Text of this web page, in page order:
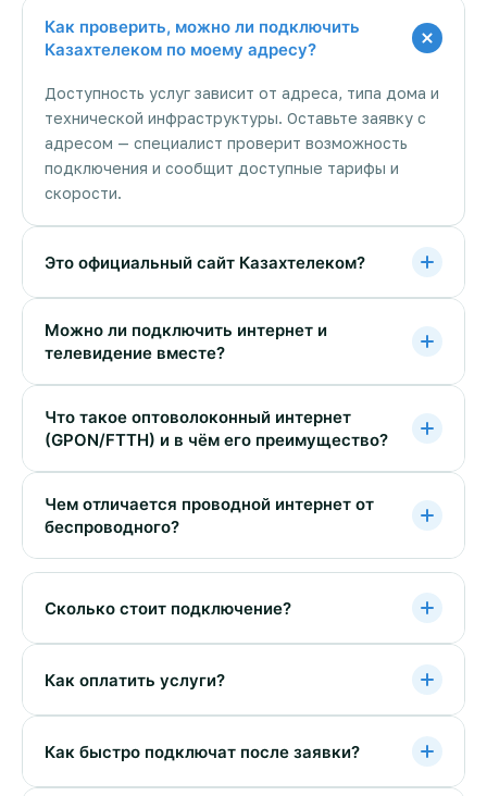
Как проверить, можно ли подключить
Казахтелеком по моему адресу?
Доступность услуг зависит от адреса, типа дома и
технической инфраструктуры. Оставьте заявку с
адресом — специалист проверит возможность
подключения и сообщит доступные тарифы и
скорости.
Это официальный сайт Казахтелеком?
Можно ли подключить интернет и
телевидение вместе?
Что такое оптоволоконный интернет
(GPON/FTTH) и в чём его преимущество?
Чем отличается проводной интернет от
беспроводного?
Сколько стоит подключение?
Как оплатить услуги?
Как быстро подключат после заявки?